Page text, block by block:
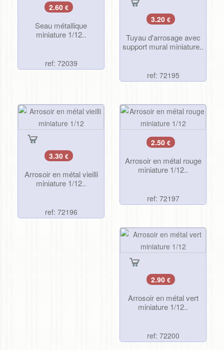
2.60 €
Seau métallique
miniature 1/12..
ref: 72039
3.20 €
Tuyau d'arrosage avec
support mural miniature..
ref: 72195
3.30 €
Arrosoir en métal vieilli
miniature 1/12..
ref: 72196
2.50 €
Arrosoir en métal rouge
miniature 1/12..
ref: 72197
2.90 €
Arrosoir en métal vert
miniature 1/12..
ref: 72200